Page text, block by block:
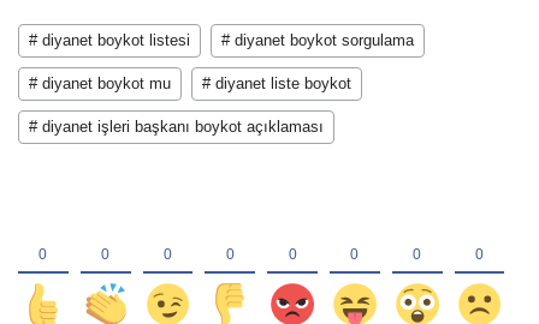
# diyanet boykot listesi # diyanet boykot sorgulama
# diyanet boykot mu # diyanet liste boykot
# diyanet işleri başkanı boykot açıklaması